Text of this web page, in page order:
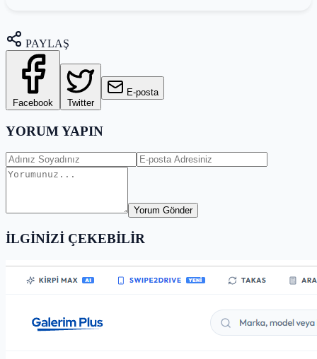
PAYLAŞ
Facebook Twitter
E-posta
YORUM YAPIN
Yorum Gönder
İLGİNİZİ ÇEKEBİLİR